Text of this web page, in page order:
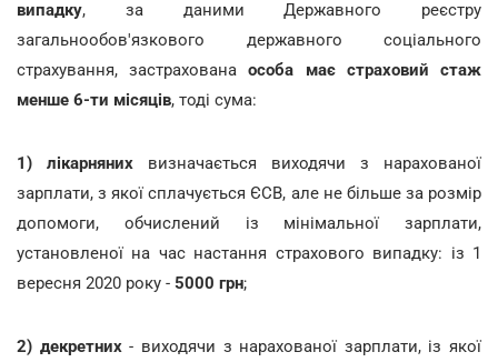
випадку, за даними Державного реєстру
загальнообов'язкового державного соціального
страхування, застрахованаособа має страховий стаж
менше 6-ти місяців, тоді сума:
1) лікарняних визначається виходячи з нарахованої
зарплати, з якої сплачується ЄСВ, але не більше за розмір
допомоги, обчислений із мінімальної зарплати,
установленої на час настання страхового випадку: із 1
вересня 2020 року - 5000 грн;
2) декретних- виходячи з нарахованої зарплати, із якої